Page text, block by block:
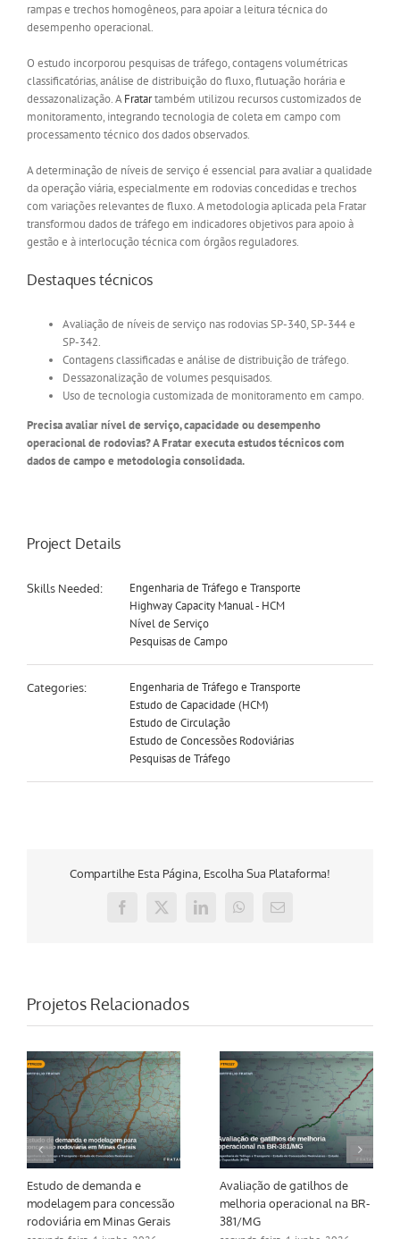
rampas e trechos homogêneos, para apoiar a leitura técnica do
desempenho operacional.
O estudo incorporou pesquisas de tráfego, contagens volumétricas
classificatórias, análise de distribuição do fluxo, flutuação horária e
dessazonalização. AFratartambém utilizou recursos customizados de
monitoramento, integrando tecnologia de coleta em campo com
processamento técnico dos dados observados.
A determinação de níveis de serviço é essencial para avaliar a qualidade
da operação viária, especialmente em rodovias concedidas e trechos
com variações relevantes de fluxo. A metodologia aplicada pela Fratar
transformou dados de tráfego em indicadores objetivos para apoio à
gestão e à interlocução técnica com órgãos reguladores.
Destaques técnicos
Avaliação de níveis de serviço nas rodovias SP-340, SP-344 e
SP-342.
Contagens classificadas e análise de distribuição de tráfego.
Dessazonalização de volumes pesquisados.
Uso de tecnologia customizada de monitoramento em campo.
Precisa avaliar nível de serviço, capacidade ou desempenho
operacional de rodovias? A Fratar executa estudos técnicos com
dados de campo e metodologia consolidada.
Project Details
Skills Needed:
Engenharia de Tráfego e Transporte
Highway Capacity Manual - HCM
Nível de Serviço
Pesquisas de Campo
Categories:
Engenharia de Tráfego e Transporte
Estudo de Capacidade (HCM)
Estudo de Circulação
Estudo de Concessões Rodoviárias
Pesquisas de Tráfego
Compartilhe Esta Página, Escolha Sua Plataforma!
Facebook
X LinkedInWhatsApp
E-
Projetos Relacionados
Estudo de demanda e
modelagem para concessão
rodoviária em Minas Gerais
Avaliação de gatilhos de
melhoria operacional na BR-
381/MG